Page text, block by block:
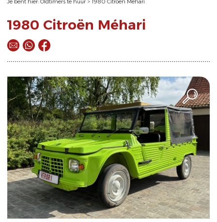
Je bent hier: Oldtimers te huur > 1980 Citroën Méhari
1980 Citroën Méhari